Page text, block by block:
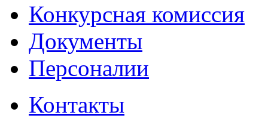
Конкурсная комиссия
Документы
Персоналии
Контакты